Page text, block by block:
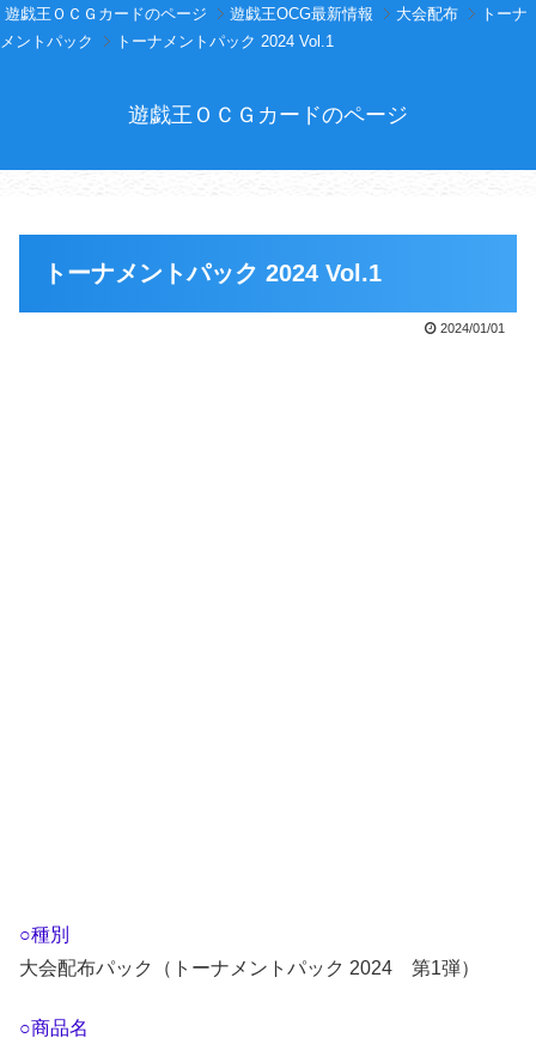
遊戯王ＯＣＧカードのページ 遊戯王OCG最新情報 大会配布
トーナ
メントパック
トーナメントパック 2024 Vol.1
遊戯王ＯＣＧカードのページ
トーナメントパック 2024 Vol.1
2024/01/01
○種別
大会配布パック（トーナメントパック 2024 第1弾）
○商品名